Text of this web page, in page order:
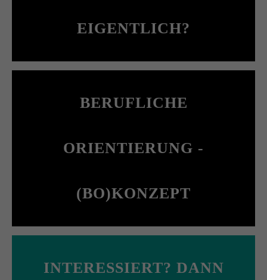
EIGENTLICH?
BERUFLICHE
ORIENTIERUNG -
(BO)KONZEPT
INTERESSIERT? DANN